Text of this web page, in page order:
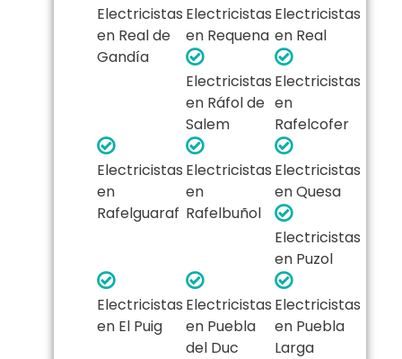
Electricistas
en Real de
Gandía
Electricistas
en Requena
Electricistas
en Real
Electricistas
en Ráfol de
Salem
Electricistas
en
Rafelcofer
Electricistas
en
Rafelguaraf
Electricistas
en
Rafelbuñol
Electricistas
en Quesa
Electricistas
en Puzol
Electricistas
en El Puig
Electricistas
en Puebla
del Duc
Electricistas
en Puebla
Larga